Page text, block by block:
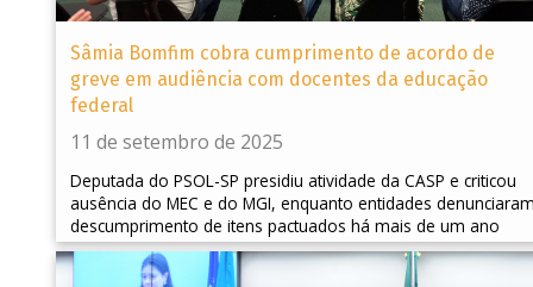
Sâmia Bomfim cobra cumprimento de acordo de
greve em audiência com docentes da educação
federal
11 de setembro de 2025
Deputada do PSOL-SP presidiu atividade da CASP e criticou
ausência do MEC e do MGI, enquanto entidades
descumprimento de itens pactuados há mais de um ano